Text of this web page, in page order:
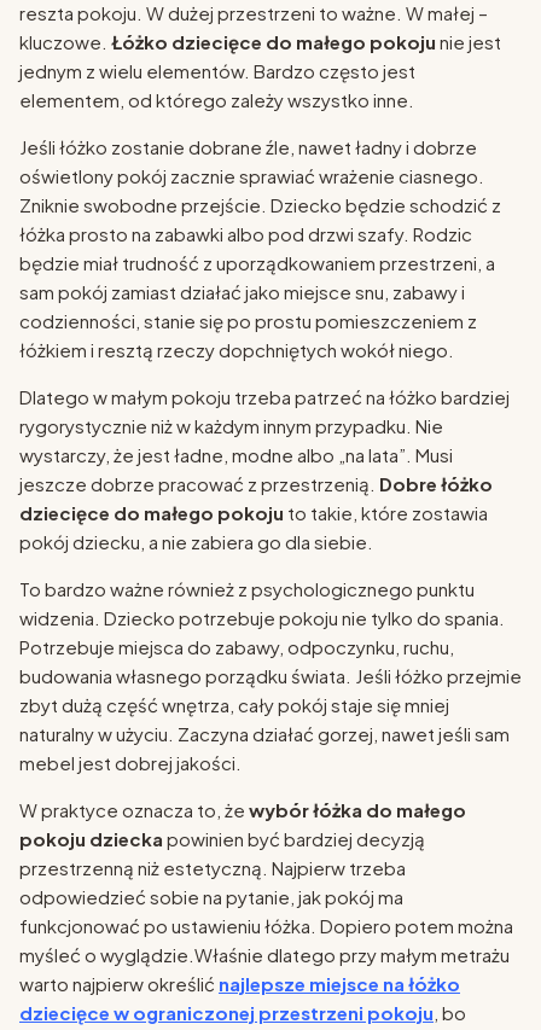
reszta pokoju. W dużej przestrzeni to ważne. W małej –
kluczowe. Łóżko dziecięce do małego pokoju nie jest
jednym z wielu elementów. Bardzo często jest
elementem, od którego zależy wszystko inne.
Jeśli łóżko zostanie dobrane źle, nawet ładny i dobrze
oświetlony pokój zacznie sprawiać wrażenie ciasnego.
Zniknie swobodne przejście. Dziecko będzie schodzić z
łóżka prosto na zabawki albo pod drzwi szafy. Rodzic
będzie miał trudność z uporządkowaniem przestrzeni, a
sam pokój zamiast działać jako miejsce snu, zabawy i
codzienności, stanie się po prostu pomieszczeniem z
łóżkiem i resztą rzeczy dopchniętych wokół niego.
Dlatego w małym pokoju trzeba patrzeć na łóżko bardziej
rygorystycznie niż w każdym innym przypadku. Nie
wystarczy, że jest ładne, modne albo „na lata”. Musi
jeszcze dobrze pracować z przestrzenią. Dobre łóżko
dziecięce do małego pokoju to takie, które zostawia
pokój dziecku, a nie zabiera go dla siebie.
To bardzo ważne również z psychologicznego punktu
widzenia. Dziecko potrzebuje pokoju nie tylko do spania.
Potrzebuje miejsca do zabawy, odpoczynku, ruchu,
budowania własnego porządku świata. Jeśli łóżko przejmie
zbyt dużą część wnętrza, cały pokój staje się mniej
naturalny w użyciu. Zaczyna działać gorzej, nawet jeśli sam
mebel jest dobrej jakości.
W praktyce oznacza to, że wybór łóżka do małego
pokoju dziecka powinien być bardziej decyzją
przestrzenną niż estetyczną. Najpierw trzeba
odpowiedzieć sobie na pytanie, jak pokój ma
funkcjonować po ustawieniu łóżka. Dopiero potem można
myśleć o wyglądzie.Właśnie dlatego przy małym metrażu
warto najpierw określić najlepsze miejsce na łóżko
dziecięce w ograniczonej przestrzeni pokoju , bo